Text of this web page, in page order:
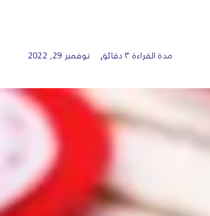
مدة القراءة ٣ دقائق نوفمبر 29, 2022